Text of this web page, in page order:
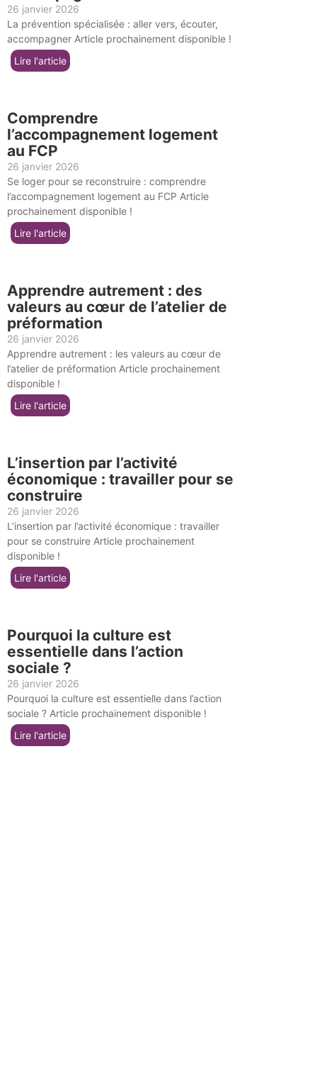
26 janvier 2026
La prévention spécialisée : aller vers, écouter,
accompagner Article prochainement disponible !
Lire l'article
Comprendre
l’accompagnement logement
au FCP
26 janvier 2026
Se loger pour se reconstruire : comprendre
l’accompagnement logement au FCP Article
prochainement disponible !
Lire l'article
Apprendre autrement : des
valeurs au cœur de l’atelier de
préformation
26 janvier 2026
Apprendre autrement : les valeurs au cœur de
l’atelier de préformation Article prochainement
disponible !
Lire l'article
L’insertion par l’activité
économique : travailler pour se
construire
26 janvier 2026
L’insertion par l’activité économique : travailler
pour se construire Article prochainement
disponible !
Lire l'article
Pourquoi la culture est
essentielle dans l’action
sociale ?
26 janvier 2026
Pourquoi la culture est essentielle dans l’action
sociale ? Article prochainement disponible !
Lire l'article